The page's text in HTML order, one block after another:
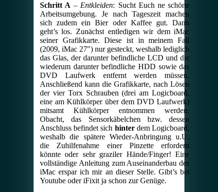
Schritt A – Entkleiden: Sucht Euch ne schöne
Arbeitsumgebung. Je nach Tageszeit machen
sich zudem ein Bier oder Kaffee gut. Dann
geht’s los. Zunächst entledigen wir dem iMac
seiner Grafikkarte. Diese ist in meinem Fall
(2009, iMac 27″) nur gesteckt, weshalb lediglich
das Glas, der darunter befindliche LCD und die
wiederum darunter befindliche HDD sowie das
DVD Laufwerk entfernt werden müssen.
Anschließend kann die Grafikkarte, nach Lösen
der vier Torx Schrauben (drei am Logicboard,
eine am Kühlkörper über dem DVD Laufwerk)
mitsamt Kühlkörper entnommen werden.
Obacht, das Sensorkäbelchen bzw. dessen
Anschluss befindet sich hinterdem Logicboard,
weshalb die spätere Wieder-Anbringung u.U.
die Zuhilfenahme einer Pinzette erfordern
könnte oder sehr graziler Hände/Finger! Eine
vollständige Anleitung zum Auseinanderbau des
iMac erspar ich mir an dieser Stelle. Gibt’s bei
Youtube oder iFixit ja schon zur Genüge.